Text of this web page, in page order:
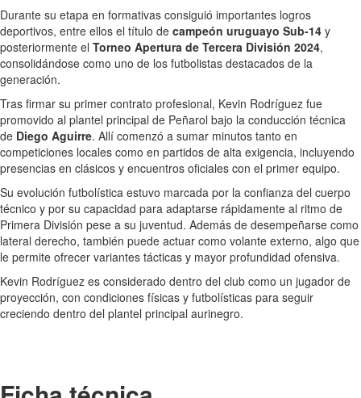
Durante su etapa en formativas consiguió importantes logros
deportivos, entre ellos el título de campeón uruguayo Sub-14 y
posteriormente el Torneo Apertura de Tercera División 2024,
consolidándose como uno de los futbolistas destacados de la
generación.
Tras firmar su primer contrato profesional, Kevin Rodríguez fue
promovido al plantel principal de Peñarol bajo la conducción técnica
de Diego Aguirre. Allí comenzó a sumar minutos tanto en
competiciones locales como en partidos de alta exigencia, incluyendo
presencias en clásicos y encuentros oficiales con el primer equipo.
Su evolución futbolística estuvo marcada por la confianza del cuerpo
técnico y por su capacidad para adaptarse rápidamente al ritmo de
Primera División pese a su juventud. Además de desempeñarse como
lateral derecho, también puede actuar como volante externo, algo que
le permite ofrecer variantes tácticas y mayor profundidad ofensiva.
Kevin Rodríguez es considerado dentro del club como un jugador de
proyección, con condiciones físicas y futbolísticas para seguir
creciendo dentro del plantel principal aurinegro.